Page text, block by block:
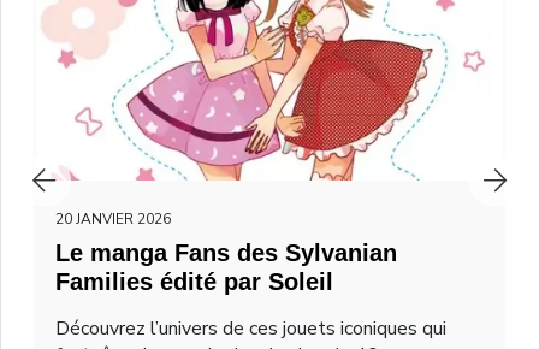
20 JANVIER 2026
Le manga Fans des Sylvanian
Families édité par Soleil
Découvrez l’univers de ces jouets iconiques qui